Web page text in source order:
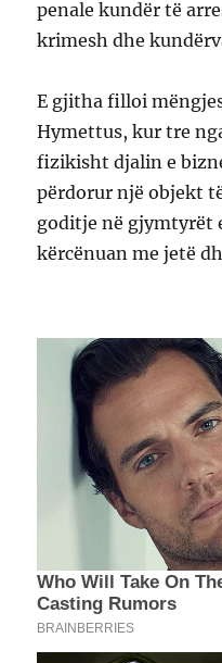
penale kundër të
krimesh dhe
E gjitha filloi
Hymettus, kur tre
fizikisht djalin e
përdorur një objekt
goditje në gjymtyrët
kërcënuan me jetë